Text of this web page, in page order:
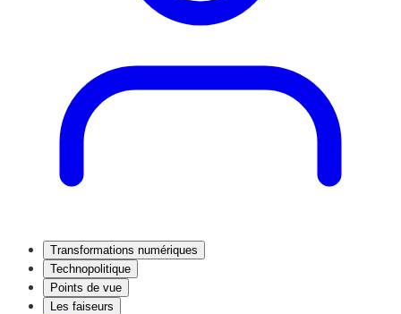
Transformations numériques
Technopolitique
Points de vue
Les faiseurs